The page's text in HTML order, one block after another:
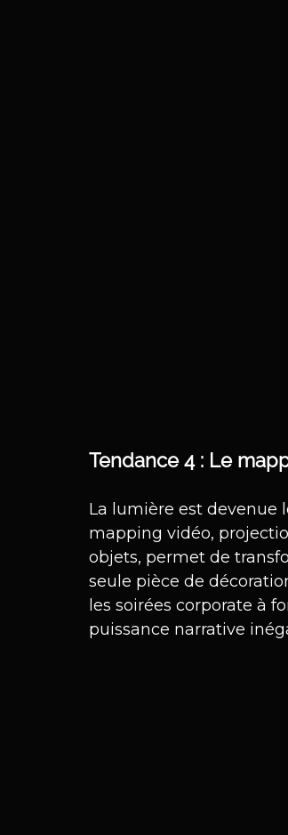
Tendance 4 : Le
La lumière est devenue
mapping vidéo,
objets, permet de
seule pièce de
les soirées corporate à
puissance narrative